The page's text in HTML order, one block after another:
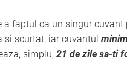
a faptul ca un singur
si scurtat, iar cuvantul
simplu, 21 de zile sa-ti